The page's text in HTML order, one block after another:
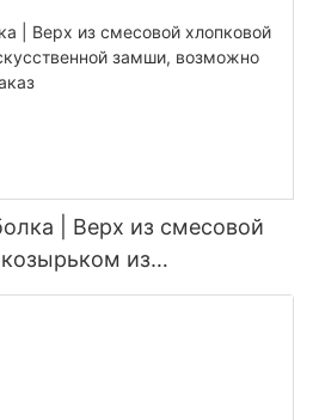
| Верх из смесовой
из
возможно нанесение